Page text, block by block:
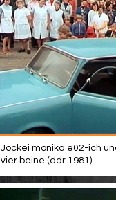
Jockei monika e02-ich
vier beine (ddr 1981)